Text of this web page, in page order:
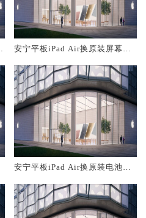
安宁平板iPad Air换原装屏幕服
安宁平板iPad Air换原装电池维